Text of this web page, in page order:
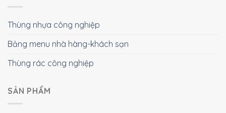
Thùng nhựa công nghiệp
Bảng menu nhà hàng-khách sạn
Thùng rác công nghiệp
SẢN PHẨM